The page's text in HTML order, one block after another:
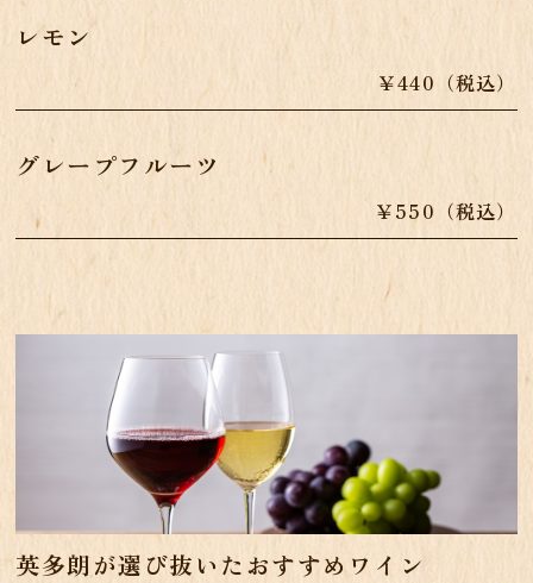
レモン
￥440（税込）
グレープフルーツ
￥550（税込）
英多朗が選び抜いたおすすめワイン